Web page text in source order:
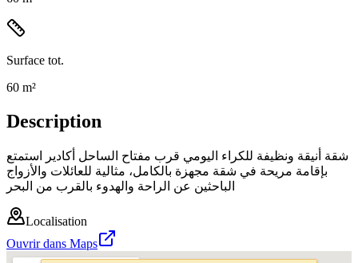
Surface tot.
60 m²
Description
شقة أنيقة ونظيفة للكراء اليومي قرب مفتاح الساحل أكادير استمتع
بإقامة مريحة في شقة مجهزة بالكامل، مثالية للعائلات والأزواج
الباحثين عن الراحة والهدوء بالقرب من البحر
Localisation
Ouvrir dans Maps